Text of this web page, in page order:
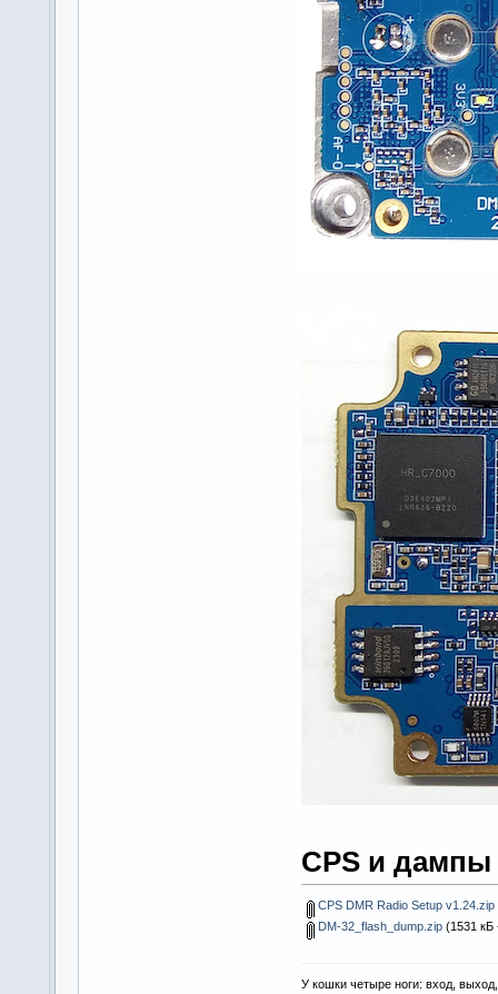
CPS и
CPS DMR Radio Setup v1.24.zip
DM-32_flash_dump.zip(1531 кБ
У кошки четыре ноги: вход,